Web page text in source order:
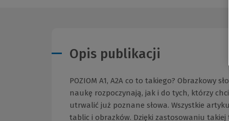
Opis publikacji
POZIOM A1, A2A co to takiego? Obrazkowy
naukę rozpoczynają, jak i do tych, którzy
utrwalić już poznane słowa. Wszystkie
tablic i obrazków. Dzięki zastosowaniu